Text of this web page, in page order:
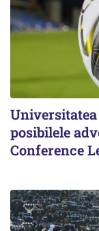
posibilele
Conference